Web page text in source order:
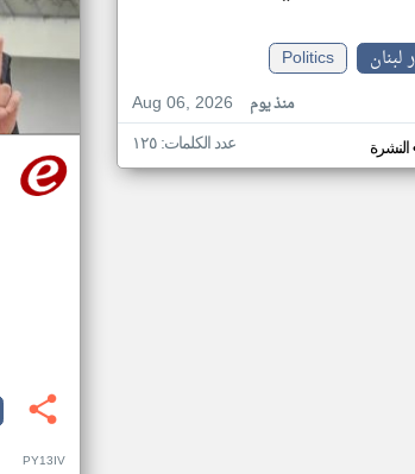
لبنان
Politics
Aug 06, 2026
منذ يوم
النشرة عدد الكلمات: ١٢٥
PY13IV